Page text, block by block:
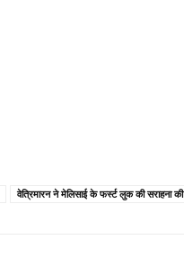
वेत्रिमारन ने मेलिसाई के फर्स्ट लुक की सराहना की